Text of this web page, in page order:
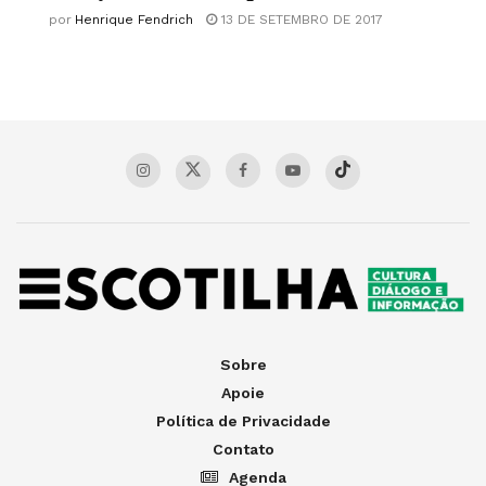
por Henrique Fendrich 13 DE SETEMBRO DE 2017
Sobre
Apoie
Política de Privacidade
Contato
Agenda